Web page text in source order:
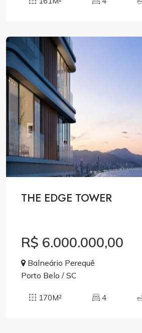
THE EDGE TOWER
R$ 6.000.000,00
Balneário Perequê
Porto Belo / SC
170M² 4